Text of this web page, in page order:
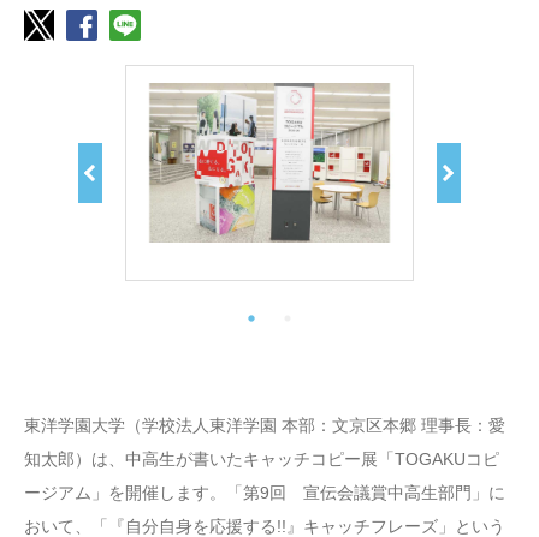
東洋学園大学（学校法人東洋学園 本部：文京区本郷 理事長：愛
知太郎）は、中高生が書いたキャッチコピー展「TOGAKUコピ
ージアム」を開催します。「第9回 宣伝会議賞中高生部門」に
おいて、「『自分自身を応援する!!』キャッチフレーズ」という